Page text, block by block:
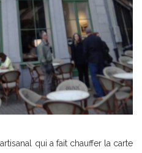
qui a fait chauffer la carte